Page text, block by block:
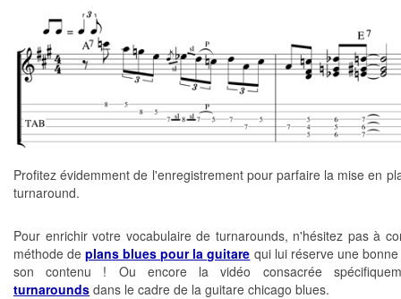
Profitez évidemment de l'enregistrement pour parfaire la mise en
turnaround.
Pour enrichir votre vocabulaire de turnarounds, n'hésitez pas à
méthode deplans blues pour la guitare qui lui réserve une
son contenu ! Ou encore la vidéo consacrée
turnarounds dans le cadre de la guitare chicago blues.